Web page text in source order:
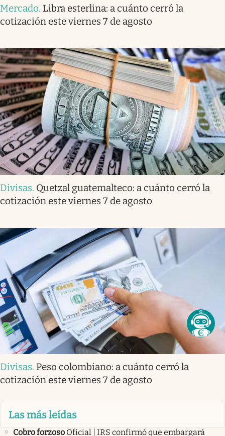
Mercado. Libra esterlina: a cuánto cerró la
cotización este viernes 7 de agosto
Divisas. Quetzal guatemalteco: a cuánto cerró la
cotización este viernes 7 de agosto
Divisas. Peso colombiano: a cuánto cerró la
cotización este viernes 7 de agosto
Las más leídas
Cobro forzoso Oficial | IRS confirmó que embargará